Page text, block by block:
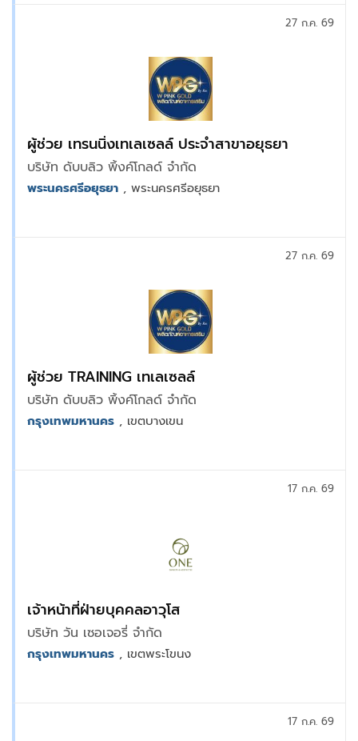
ผู้ช่วย เทรนนิ่งเทเลเซลล์ ประจำสาขาอยุธยา
บริษัท ดับบลิว พิ้งค์โกลด์ จำกัด
27 ก.ค. 69
พระนครศรีอยุธยา , พระนครศรีอยุธยา
ผู้ช่วย TRAINING เทเลเซลล์
บริษัท ดับบลิว พิ้งค์โกลด์ จำกัด
27 ก.ค. 69
กรุงเทพมหานคร , เขตบางเขน
เจ้าหน้าที่ฝ่ายบุคคลอาวุโส
บริษัท วัน เซอเจอรี่ จำกัด
17 ก.ค. 69
กรุงเทพมหานคร , เขตพระโขนง
17 ก.ค. 69